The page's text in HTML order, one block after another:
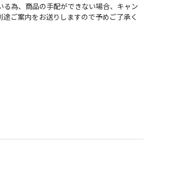
為、商品の手配ができない場合、キャン
ご案内をお送りしますので予めご了承く